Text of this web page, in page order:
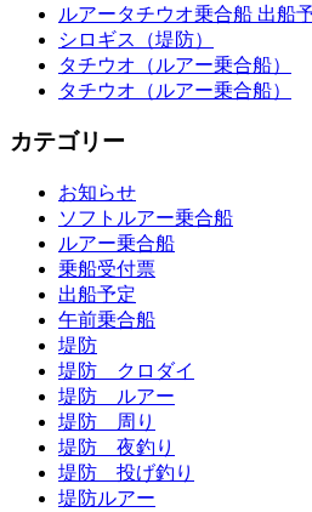
ルアータチウオ乗合船 出船
シロギス（堤防）
タチウオ（ルアー乗合船）
タチウオ（ルアー乗合船）
カテゴリー
お知らせ
ソフトルアー乗合船
ルアー乗合船
乗船受付票
出船予定
午前乗合船
堤防
堤防 クロダイ
堤防 ルアー
堤防 周り
堤防 夜釣り
堤防 投げ釣り
堤防ルアー